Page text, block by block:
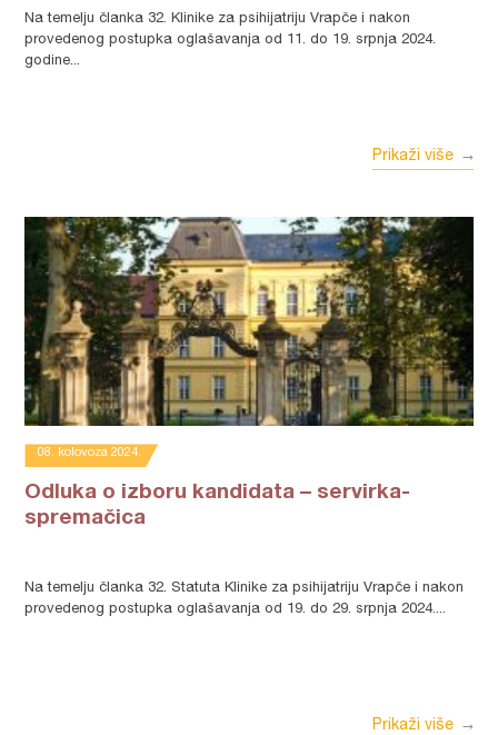
Na temelju članka 32. Klinike za psihijatriju Vrapče i nakon
provedenog postupka oglašavanja od 11. do 19. srpnja 2024.
godine...
Prikaži više
08. kolovoza 2024.
Odluka o izboru kandidata – servirka-
spremačica
Na temelju članka 32. Statuta Klinike za psihijatriju Vrapče i nakon
provedenog postupka oglašavanja od 19. do 29. srpnja 2024....
Prikaži više